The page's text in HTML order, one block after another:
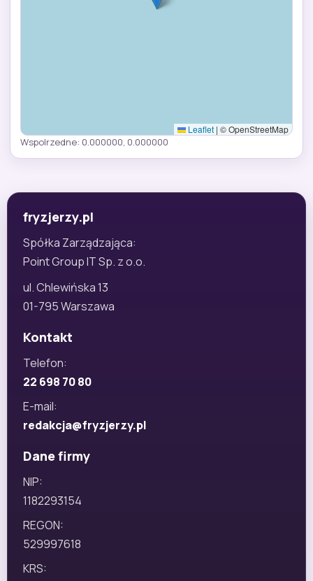
Leaflet | © OpenStreetMap
Wspolrzedne: 0.000000, 0.000000
fryzjerzy.pl
Spółka Zarządzająca:
Point Group IT Sp. z o.o.
ul. Chlewińska 13
01-795 Warszawa
Kontakt
Telefon:
22 698 70 80
E-mail:
redakcja@fryzjerzy.pl
Dane firmy
NIP:
1182293154
REGON:
529997618
KRS: